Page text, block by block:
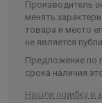
Производитель
менять
товара и место
не является
Предложение по
срока наличия
Нашли ошибку в